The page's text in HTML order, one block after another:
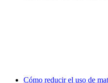
Cómo reducir el uso de